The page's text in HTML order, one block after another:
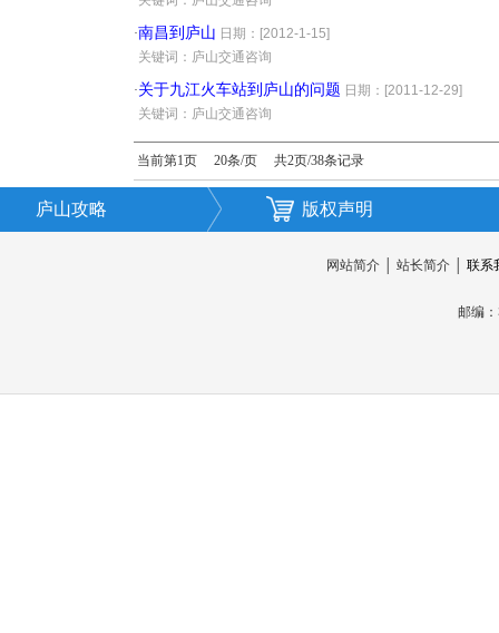
·南昌到庐山 日期：[2012-1-15]
关键词：庐山交通咨询
·关于九江火车站到庐山的问题 日期：[2011-12-29]
关键词：庐山交通咨询
当前第1页 20条/页 共2页/38条记录
庐山攻略 版权声明
网站简介│ 站长简介│ 联系
邮编